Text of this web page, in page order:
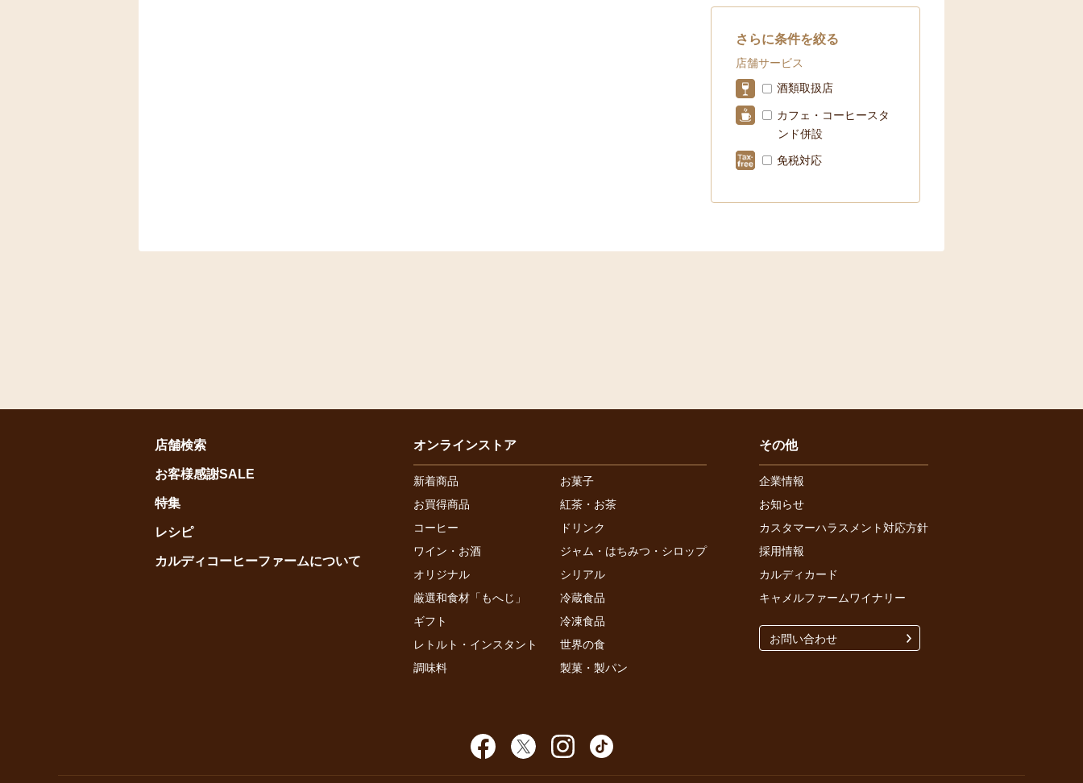
さらに条件を絞る
店舗サービス
酒類取扱店
カフェ・コーヒースタ
ンド併設
免税対応
店舗検索
お客様感謝SALE
特集
レシピ
カルディコーヒーファームについて
オンラインストア
新着商品
お菓子
お買得商品
紅茶・お茶
コーヒー
ドリンク
ワイン・お酒
ジャム・はちみつ・シロップ
オリジナル
シリアル
厳選和食材「もへじ」
冷蔵食品
ギフト
冷凍食品
レトルト・インスタント
世界の食
調味料
製菓・製パン
その他
企業情報
お知らせ
カスタマーハラスメント対応方針
採用情報
カルディカード
キャメルファームワイナリー
お問い合わせ